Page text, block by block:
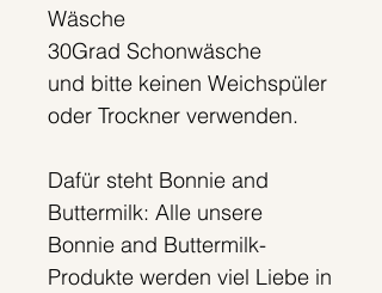
Wäsche
30Grad Schonwäsche
und bitte keinen Weichspüler
oder Trockner verwenden.
Dafür steht Bonnie and
Buttermilk: Alle unsere
Bonnie and Buttermilk-
Produkte werden viel Liebe in